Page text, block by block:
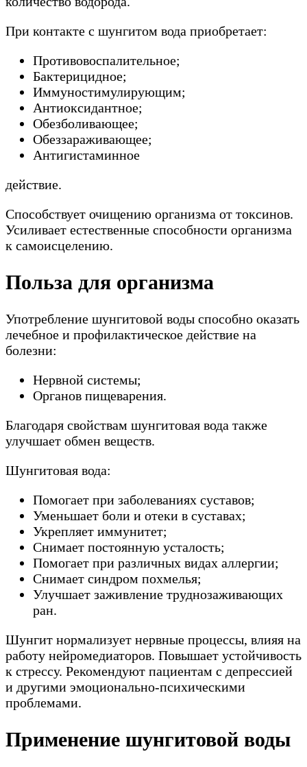
При контакте с шунгитом вода приобретает:
Противовоспалительное;
Бактерицидное;
Иммуностимулирующим;
Антиоксидантное;
Обезболивающее;
Обеззараживающее;
Антигистаминное
действие.
Способствует очищению организма от токсинов.
Усиливает естественные способности организма
к самоисцелению.
Польза для организма
Употребление шунгитовой воды способно оказать
лечебное и профилактическое действие на
болезни:
Нервной системы;
Органов пищеварения.
Благодаря свойствам шунгитовая вода также
улучшает обмен веществ.
Шунгитовая вода:
Помогает при заболеваниях суставов;
Уменьшает боли и отеки в суставах;
Укрепляет иммунитет;
Снимает постоянную усталость;
Помогает при различных видах аллергии;
Снимает синдром похмелья;
Улучшает заживление труднозаживающих
ран.
Шунгит нормализует нервные процессы, влияя на
работу нейромедиаторов. Повышает устойчивость
к стрессу. Рекомендуют пациентам с депрессией
и другими эмоционально-психическими
проблемами.
Применение шунгитовой воды